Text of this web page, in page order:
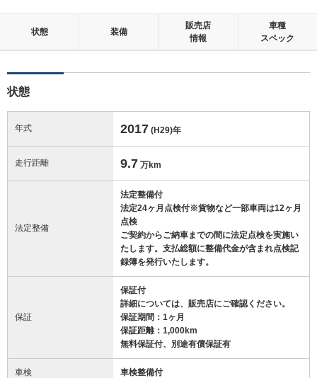
状態 装備
販売店
情報
車種
スペック
状態
年式 2017 (H29)年
走行距離 9.7 万km
法定整備
法定整備付
法定24ヶ月点検付※貨物など一部車両は12ヶ月
点検
ご契約からご納車までの間に法定点検を実施い
たします。支払総額に整備代金が含まれ点検記
録簿を発行いたします。
保証
保証付
詳細については、販売店にご確認ください。
保証期間：1ヶ月
保証距離：1,000km
無料保証付、別途有償保証有
車検 車検整備付